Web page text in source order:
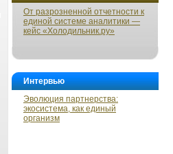
От разрозненной отчетности к
единой системе аналитики —
кейс «Холодильник.ру»
Интервью
Эволюция партнерства:
экосистема, как единый
организм